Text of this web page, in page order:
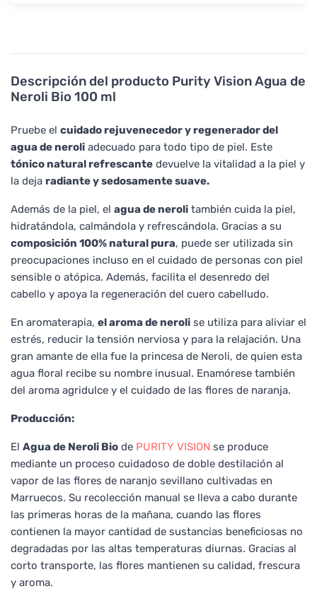
Descripción del producto Purity Vision Agua de
Neroli Bio 100 ml
Pruebe el cuidado rejuvenecedor y regenerador del
agua de neroli adecuado para todo tipo de piel. Este
tónico natural refrescante devuelve la vitalidad a la piel y
la deja radiante y sedosamente suave.
Además de la piel, el agua de neroli también cuida la piel,
hidratándola, calmándola y refrescándola. Gracias a su
composición 100% natural pura, puede ser utilizada sin
preocupaciones incluso en el cuidado de personas con piel
sensible o atópica. Además, facilita el desenredo del
cabello y apoya la regeneración del cuero cabelludo.
En aromaterapia, el aroma de neroli se utiliza para aliviar el
estrés, reducir la tensión nerviosa y para la relajación. Una
gran amante de ella fue la princesa de Neroli, de quien esta
agua floral recibe su nombre inusual. Enamórese también
del aroma agridulce y el cuidado de las flores de naranja.
Producción:
El Agua de Neroli Bio de PURITY VISION se produce
mediante un proceso cuidadoso de doble destilación al
vapor de las flores de naranjo sevillano cultivadas en
Marruecos. Su recolección manual se lleva a cabo durante
las primeras horas de la mañana, cuando las flores
contienen la mayor cantidad de sustancias beneficiosas no
degradadas por las altas temperaturas diurnas. Gracias al
corto transporte, las flores mantienen su calidad, frescura
y aroma.